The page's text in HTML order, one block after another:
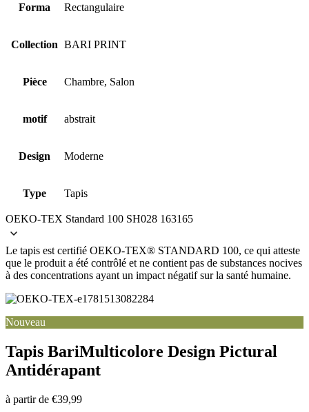
Forma Rectangulaire
Collection BARI PRINT
Pièce Chambre, Salon
motif abstrait
Design Moderne
Type Tapis
OEKO-TEX Standard 100 SH028 163165
Le tapis est certifié OEKO-TEX® STANDARD 100, ce qui atteste
que le produit a été contrôlé et ne contient pas de substances nocives
à des concentrations ayant un impact négatif sur la santé humaine.
Nouveau
Tapis BariMulticolore Design Pictural
Antidérapant
à partir de €39,99